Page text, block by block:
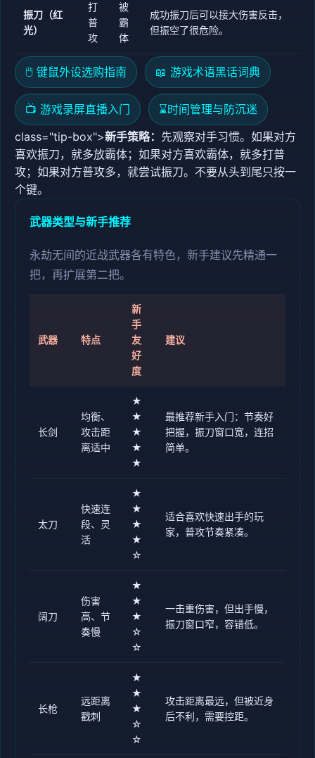
振刀（红
光）
打
普
攻
被
霸
体
成功振刀后可以接大伤害反击，
但振空了很危险。
🖱️ 键鼠外设选购指南 📖 游戏术语黑话词典
📺 游戏录屏直播入门 ⌛时间管理与防沉迷
class="tip-box">新手策略： 先观察对手习惯。如果对方
喜欢振刀，就多放霸体；如果对方喜欢霸体，就多打普
攻；如果对方普攻多，就尝试振刀。不要从头到尾只按一
个键。
武器类型与新手推荐
永劫无间的近战武器各有特色，新手建议先精通一
把，再扩展第二把。
武器 特点
新
手
友
好
度
建议
长剑
均衡、
攻击距
离适中
★
★
★
★
★
最推荐新手入门：节奏好
把握，振刀窗口宽，连招
简单。
太刀
快速连
段、灵
活
★
★
★
★
☆
适合喜欢快速出手的玩
家，普攻节奏紧凑。
阔刀
伤害
高、节
奏慢
★
★
★
☆
☆
一击重伤害，但出手慢，
振刀窗口窄，容错低。
长枪
远距离
戳刺
★
★
★
☆
☆
攻击距离最远，但被近身
后不利，需要控距。